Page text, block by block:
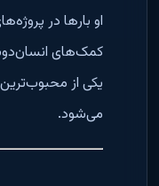
او بارها در
کمک‌های
یکی از
می‌شود.